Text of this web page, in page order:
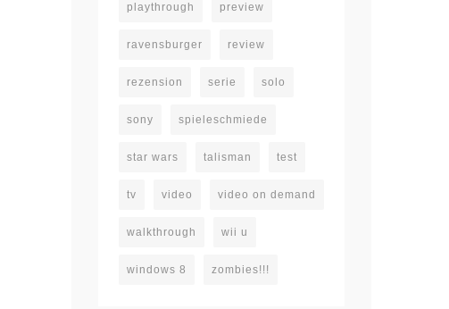
playthrough preview
ravensburger review
rezension serie solo
sony spieleschmiede
star wars talisman test
tv video video on demand
walkthrough wii u
windows 8 zombies!!!